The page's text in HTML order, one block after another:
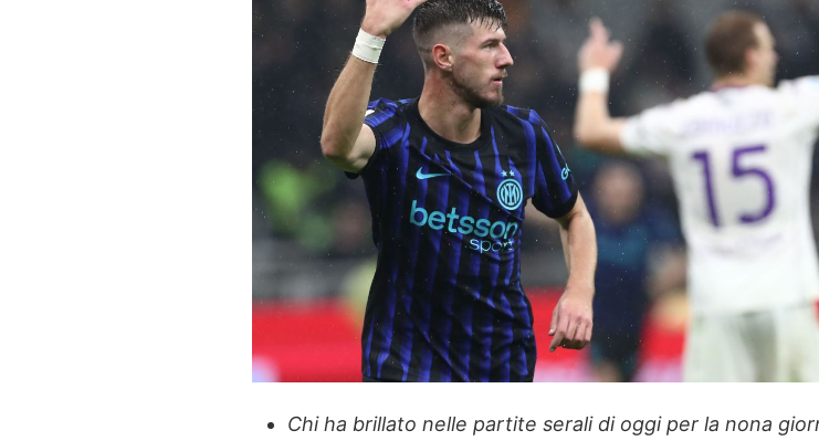
Chi ha brillato nelle partite serali di oggi per la nona